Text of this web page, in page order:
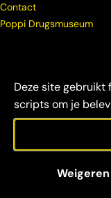
Deze site gebruikt
scripts om je
Weigeren
Contact
Poppi Drugsmuseum
Mainline 2026